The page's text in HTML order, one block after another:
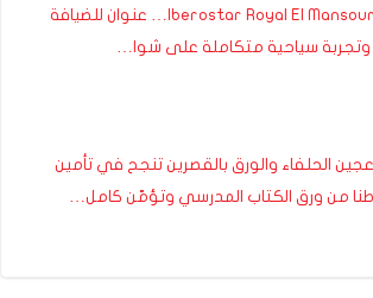
فندق Iberostar Royal El Mansour… عنوان للضيافة
وتجربة سياحية متكاملة على شوا…
الحلفاء والورق بالقصرين تنجح في تأمين